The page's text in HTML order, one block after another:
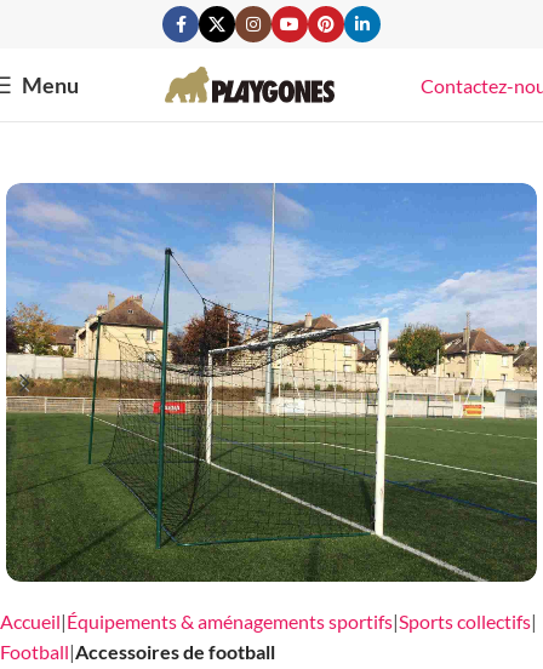
Menu Contactez-
Accueil Équipements & aménagements sportifs Sports collectifs
Football Accessoires de football